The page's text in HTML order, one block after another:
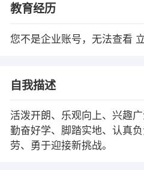
教育经历
您不是企业账号，无法查看
自我描述
活泼开朗、乐观向上、兴趣
勤奋好学、脚踏实地、认真
劳、勇于迎接新挑战。